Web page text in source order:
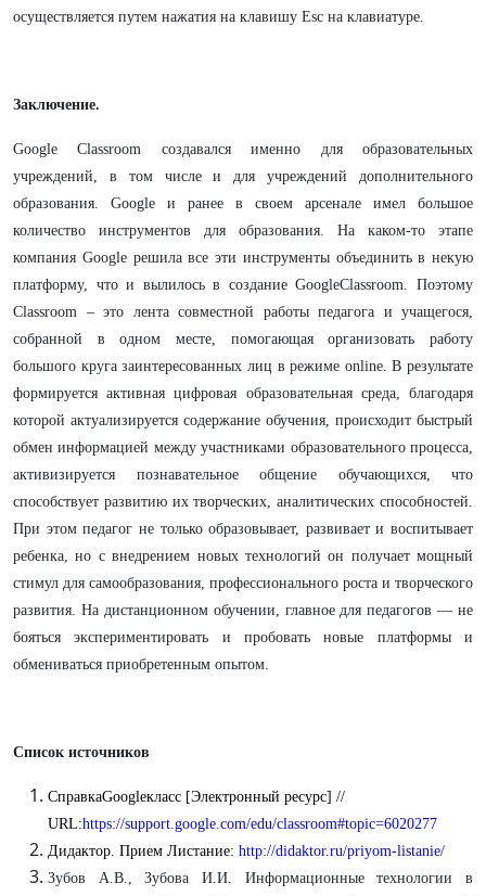
осуществляется путем нажатия на клавишу Esc на клавиатуре.
Заключение.
GoogleClassroom создавался именно для образовательных
учреждений, в том числе и для учреждений дополнительного
образования. Google и ранее в своем арсенале имел большое
количество инструментов для образования. На каком-то этапе
компания Google решила все эти инструменты объединить в некую
платформу, что и вылилось в создание GoogleClassroom. Поэтому
Classroom – это лента совместной работы педагога и учащегося,
собранной в одном месте, помогающая организовать работу
большого круга заинтересованных лиц в режиме online. В результате
формируется активная цифровая образовательная среда, благодаря
которой актуализируется содержание обучения, происходит быстрый
обмен информацией между участниками образовательного процесса,
активизируется познавательное общение обучающихся, что
способствует развитию их творческих, аналитических способностей.
При этом педагог не только образовывает, развивает и воспитывает
ребенка, но с внедрением новых технологий он получает мощный
стимул для самообразования, профессионального роста и творческого
развития. На дистанционном обучении, главное для педагогов — не
бояться экспериментировать и пробовать новые платформы и
обмениваться приобретенным опытом.
Список источников
СправкаGoogleкласс [Электронный ресурс] //
URL:https://support.google.com/edu/classroom#topic=6020277
Дидактор. Прием Листание: http://didaktor.ru/priyom-listanie/
Зубов А.В., Зубова И.И. Информационные технологии в